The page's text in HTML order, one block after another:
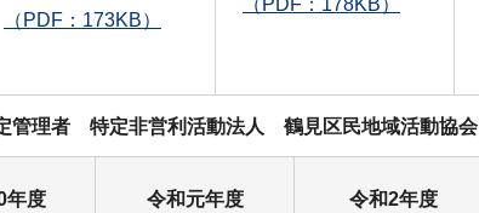
（PDF：173KB）
（PDF：178KB）
理者 特定非営利活動法人 鶴見区民地域活動協会
年度 令和元年度 令和2年度